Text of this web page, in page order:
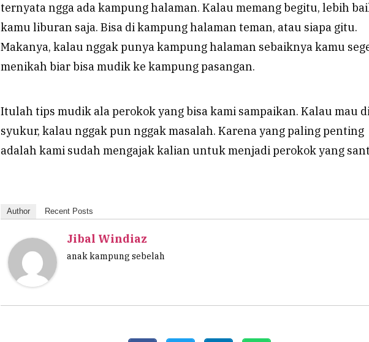
ternyata ngga ada kampung halaman. Kalau memang begitu, lebih
kamu liburan saja. Bisa di kampung halaman teman, atau siapa gitu.
Makanya, kalau nggak punya kampung halaman sebaiknya kamu
menikah biar bisa mudik ke kampung pasangan.
Itulah tips mudik ala perokok yang bisa kami sampaikan. Kalau mau
syukur, kalau nggak pun nggak masalah. Karena yang paling penting
adalah kami sudah mengajak kalian untuk menjadi perokok yang
Author Recent Posts
Jibal Windiaz
anak kampung sebelah